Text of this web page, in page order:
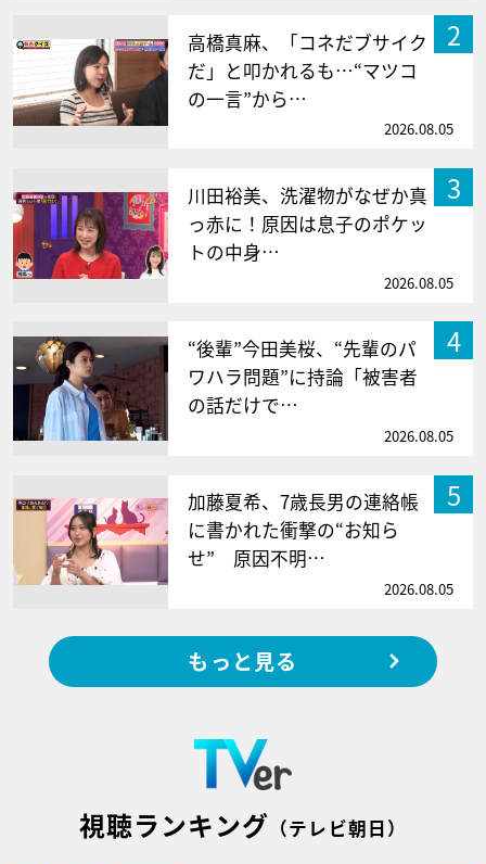
2
高橋真麻、「コネだブサイク
だ」と叩かれるも…“マツコ
の一言”から…
2026.08.05
3
川田裕美、洗濯物がなぜか真
っ赤に！原因は息子のポケッ
トの中身…
2026.08.05
4
“後輩”今田美桜、“先輩のパ
ワハラ問題”に持論「被害者
の話だけで…
2026.08.05
5
加藤夏希、7歳長男の連絡帳
に書かれた衝撃の“お知ら
せ” 原因不明…
2026.08.05
もっと見る
視聴ランキング （テレビ朝日）